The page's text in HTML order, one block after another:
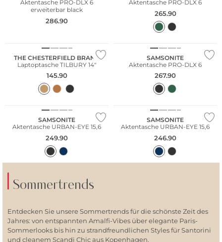
Aktentasche PRO-DLX 6
erweiterbar black
286.90
Aktentasche PRO-DLX 6
265.90
THE CHESTERFIELD BRAND
Laptoptasche TILBURY 14"
145.90
SAMSONITE
Aktentasche PRO-DLX 6
267.90
SAMSONITE
Aktentasche URBAN-EYE 15,6
249.90
SAMSONITE
Aktentasche URBAN-EYE 15,6
246.90
Sommertrends
Entdecken Sie unsere Sommertrends für die schönste Zeit des
Jahres: von entspannten Amalfi-Vibes über elegante Paris-
Sommerlooks bis hin zu strandfreundlichen Styles für Santorini
und cleanem Scandi Chic aus Kopenhagen.